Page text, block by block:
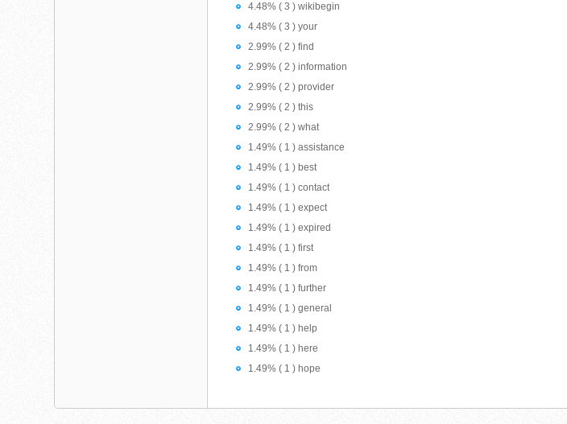
4.48% ( 3 ) wikibegin
4.48% ( 3 ) your
2.99% ( 2 ) find
2.99% ( 2 ) information
2.99% ( 2 ) provider
2.99% ( 2 ) this
2.99% ( 2 ) what
1.49% ( 1 ) assistance
1.49% ( 1 ) best
1.49% ( 1 ) contact
1.49% ( 1 ) expect
1.49% ( 1 ) expired
1.49% ( 1 ) first
1.49% ( 1 ) from
1.49% ( 1 ) further
1.49% ( 1 ) general
1.49% ( 1 ) help
1.49% ( 1 ) here
1.49% ( 1 ) hope